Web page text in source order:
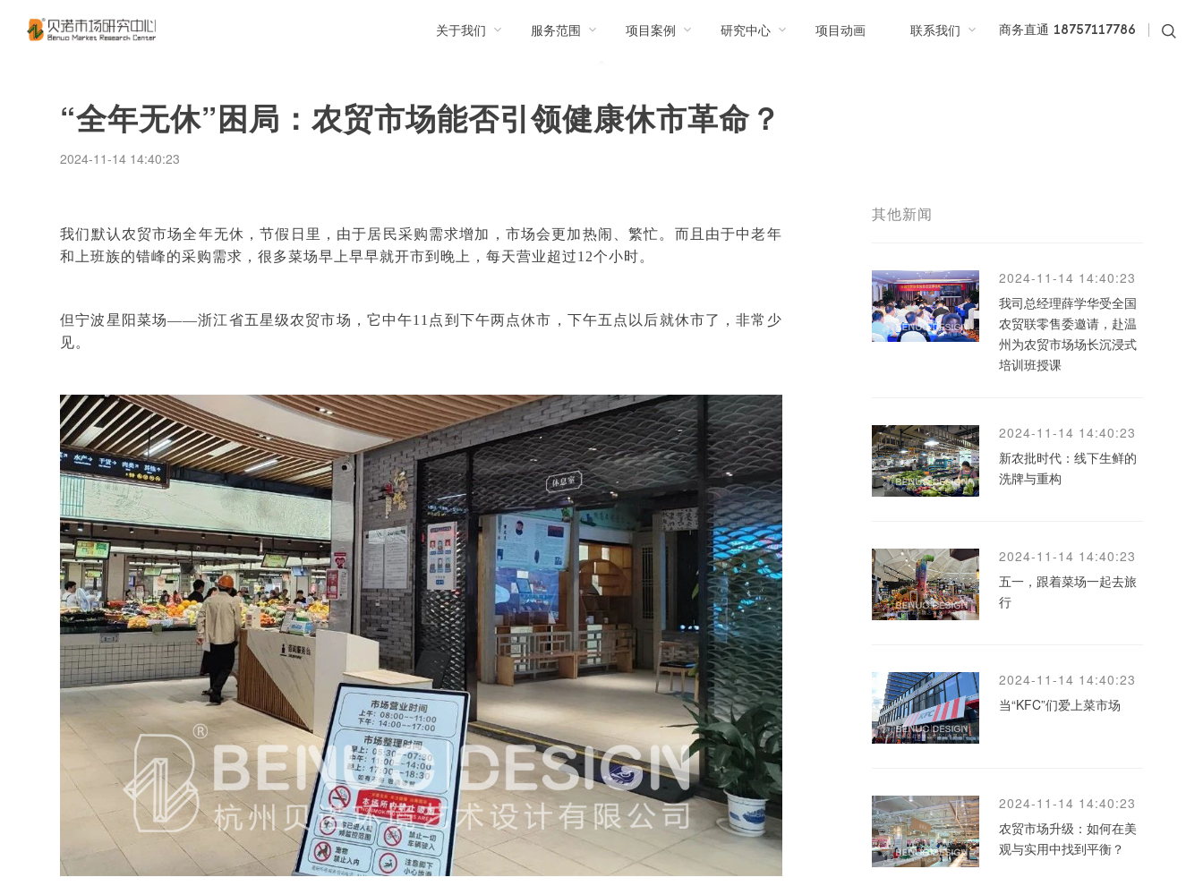
关于我们 服务范围 项目案例 研究中心 项目动画 联系我们 商务直通 18757117786
“全年无休”困局：农贸市场能否引领健康休市革命？
2024-11-14 14:40:23
我们默认农贸市场全年无休，节假日里，由于居民采购需求增加，市场会更加热闹、繁忙。而且由于中老年
和上班族的错峰的采购需求，很多菜场早上早早就开市到晚上，每天营业超过12个小时。
但宁波星阳菜场——浙江省五星级农贸市场，它中午11点到下午两点休市，下午五点以后就休市了，非常少
见。
其他新闻
2024-11-14 14:40:23
我司总经理薛学华受全国
农贸联零售委邀请，赴温
州为农贸市场场长沉浸式
培训班授课
2024-11-14 14:40:23
新农批时代：线下生鲜的
洗牌与重构
2024-11-14 14:40:23
五一，跟着菜场一起去旅
行
2024-11-14 14:40:23
当“KFC”们爱上菜市场
2024-11-14 14:40:23
农贸市场升级：如何在美
观与实用中找到平衡？